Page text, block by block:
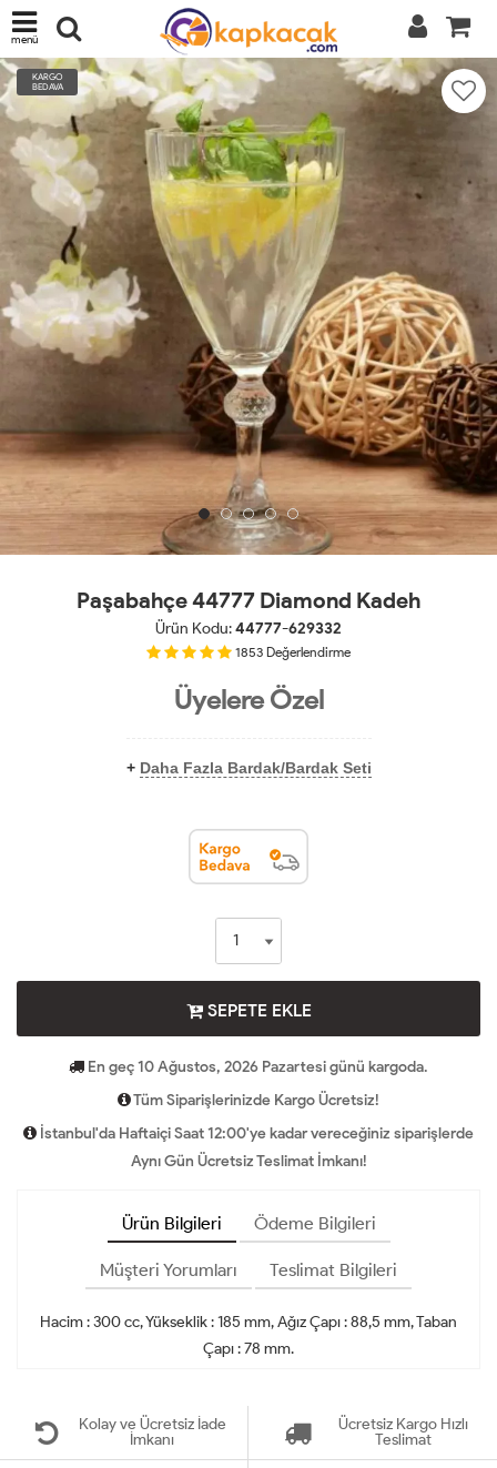
menü
KARGO
BEDAVA
Paşabahçe 44777 Diamond Kadeh
Ürün Kodu:44777-629332
1853 Değerlendirme
Üyelere Özel
+ Daha Fazla Bardak/Bardak Seti
SEPETE EKLE
En geç 10 Ağustos, 2026 Pazartesi günü kargoda.
Tüm Siparişlerinizde Kargo Ücretsiz!
İstanbul'da Haftaiçi Saat 12:00'ye kadar vereceğiniz siparişlerde
Aynı Gün Ücretsiz Teslimat İmkanı!
Ürün Bilgileri Ödeme Bilgileri
Müşteri Yorumları Teslimat Bilgileri
Hacim : 300 cc, Yükseklik : 185 mm, Ağız Çapı : 88,5 mm, Taban
Çapı : 78 mm.
Kolay ve Ücretsiz İade
İmkanı
Ücretsiz Kargo Hızlı
Teslimat